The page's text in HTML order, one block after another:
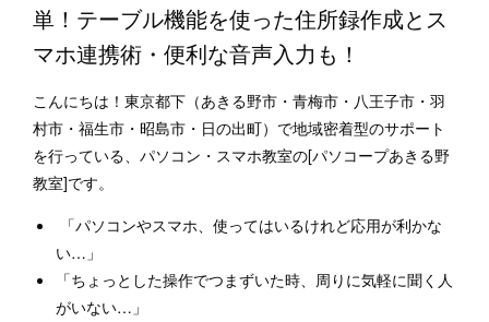
単！テーブル機能を使った住所録作成とス
マホ連携術・便利な音声入力も！
こんにちは！東京都下（あきる野市・青梅市・八王子市・羽
村市・福生市・昭島市・日の出町）で地域密着型のサポート
を行っている、パソコン・スマホ教室の[パソコープあきる野
教室]です。
「パソコンやスマホ、使ってはいるけれど応用が利かな
い…」
「ちょっとした操作でつまずいた時、周りに気軽に聞く人
がいない…」